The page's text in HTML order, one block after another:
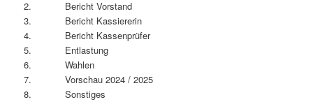
2. Bericht Vorstand
3. Bericht Kassiererin
4. Bericht Kassenprüfer
5. Entlastung
6. Wahlen
7. Vorschau 2024 / 2025
8. Sonstiges